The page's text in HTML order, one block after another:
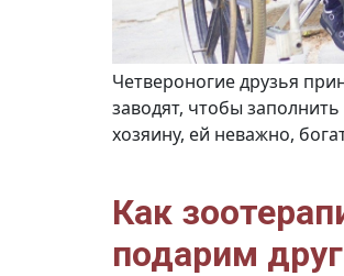
Четвероногие друзья
заводят, чтобы
хозяину, ей неважно,
Как
подарим